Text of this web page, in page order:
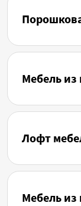
Мебель из
Лофт
Мебель